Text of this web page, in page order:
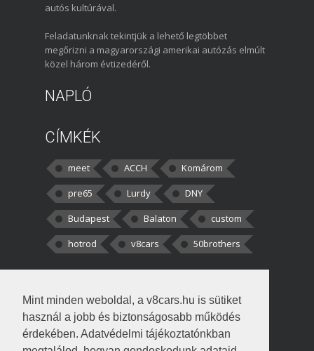
Mint minden weboldal, a v8cars.hu is sütiket
használ a jobb és biztonságosabb működés
érdekében. Adatvédelmi tájékoztatónkban
autós kultúrával.
Feladatunknak tekintjük a lehető legtöbbet
megőrizni a magyarországi amerikai autózás elmúlt
közel három évtizedéről.
NAPLÓ
CÍMKÉK
meet ACCH
Komárom
pre65
Lurdy
DNY
Budapest
Balaton
custom
hotrod
v8cars 50brothers
kortisz:Elszúrtam! Én csak két
darabbaal számoltam. Nem tudtam, hogy fél autót,